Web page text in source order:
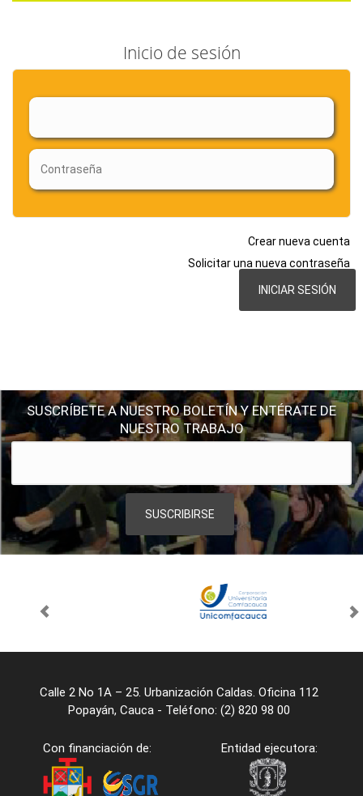
Inicio de sesión
Crear nueva cuenta
Solicitar una nueva contraseña
SUSCRÍBETE A NUESTRO BOLETÍN Y ENTÉRATE DE
NUESTRO TRABAJO
Calle 2 No 1A – 25. Urbanización Caldas. Oficina 112
Popayán, Cauca - Teléfono: (2) 820 98 00
Con financiación de: Entidad ejecutora: